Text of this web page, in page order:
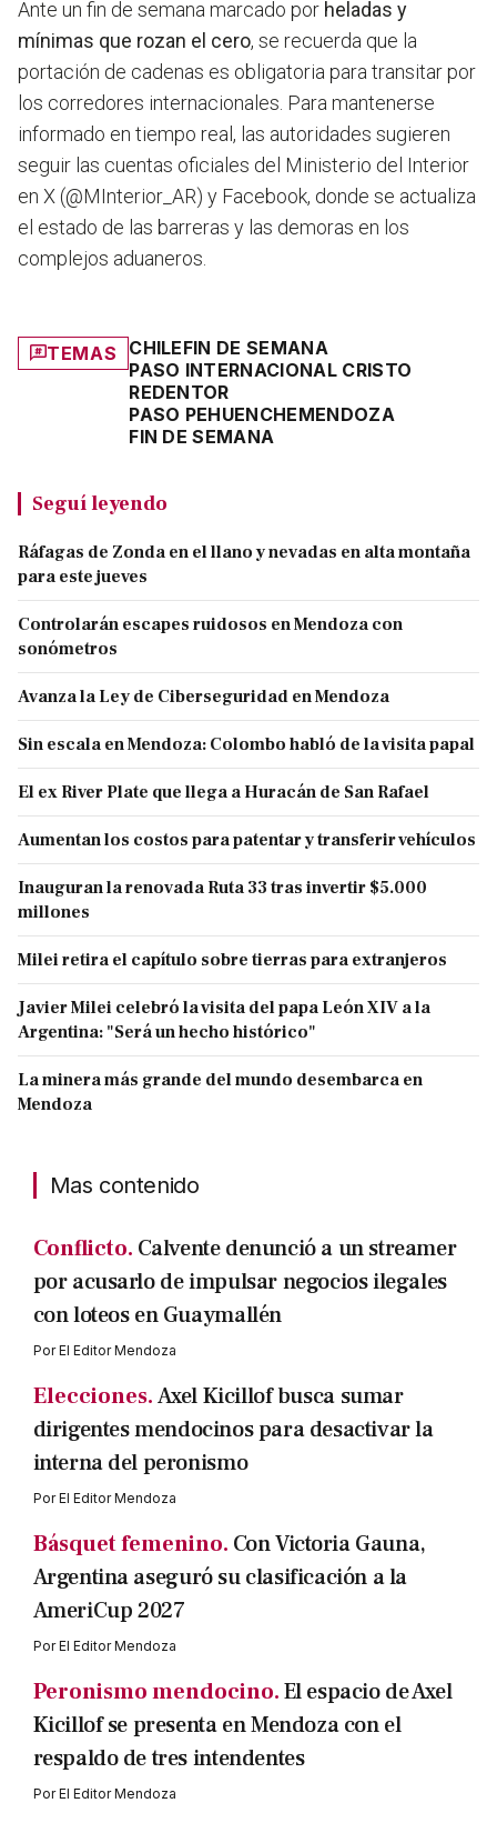
Ante un fin de semana marcado por heladas y
mínimas que rozan el cero, se recuerda que la
portación de cadenas es obligatoria para transitar por
los corredores internacionales. Para mantenerse
informado en tiempo real, las autoridades sugieren
seguir las cuentas oficiales del Ministerio del Interior
en X (@MInterior_AR) y Facebook, donde se actualiza
el estado de las barreras y las demoras en los
complejos aduaneros.
TEMAS CHILEFIN DE SEMANA
PASO INTERNACIONAL CRISTO
REDENTOR
PASO PEHUENCHEMENDOZA
FIN DE SEMANA
Seguí leyendo
Ráfagas de Zonda en el llano y nevadas en alta montaña
para este jueves
Controlarán escapes ruidosos en Mendoza con
sonómetros
Avanza la Ley de Ciberseguridad en Mendoza
Sin escala en Mendoza: Colombo habló de la visita papal
El ex River Plate que llega a Huracán de San Rafael
Aumentan los costos para patentar y transferir vehículos
Inauguran la renovada Ruta 33 tras invertir $5.000
millones
Milei retira el capítulo sobre tierras para extranjeros
Javier Milei celebró la visita del papa León XIV a la
Argentina: "Será un hecho histórico"
La minera más grande del mundo desembarca en
Mendoza
Mas contenido
Conflicto. Calvente denunció a un streamer
por acusarlo de impulsar negocios ilegales
con loteos en Guaymallén
PorEl Editor Mendoza
Elecciones.Axel Kicillof busca sumar
dirigentes mendocinos para desactivar la
interna del peronismo
PorEl Editor Mendoza
Básquet femenino. Con Victoria Gauna,
Argentina aseguró su clasificación a la
AmeriCup 2027
PorEl Editor Mendoza
Peronismo mendocino.El espacio de Axel
Kicillof se presenta en Mendoza con el
respaldo de tres intendentes
PorEl Editor Mendoza